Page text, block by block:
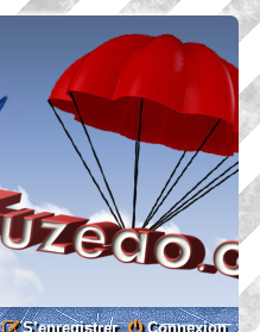
Connexion
S’enregistrer